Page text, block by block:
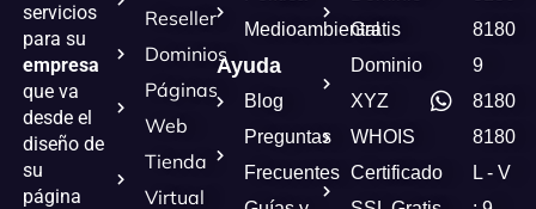
servicios
para su
empresa
que va
desde el
diseño de
su
página
Reseller
Dominios
Páginas
Web
Tienda
Virtual
Medioambiental
Ayuda
Blog
Preguntas
Frecuentes
Gratis
Dominio
XYZ
WHOIS
Certificado
8180
9
8180
8180
L - V